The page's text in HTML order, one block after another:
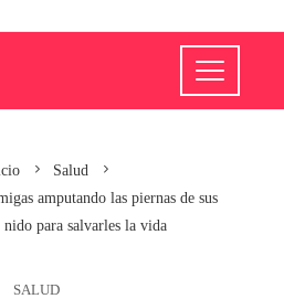
Salud
amputando las piernas de sus
nido para salvarles la vida
SALUD